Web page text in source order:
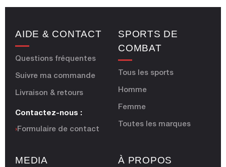
AIDE & CONTACT
Questions fréquentes
Suivre ma commande
Livraison & retours
Contactez-nous :
›Formulaire de contact
SPORTS DE
COMBAT
Tous les sports
Homme
Femme
Toutes les marques
MEDIA À PROPOS